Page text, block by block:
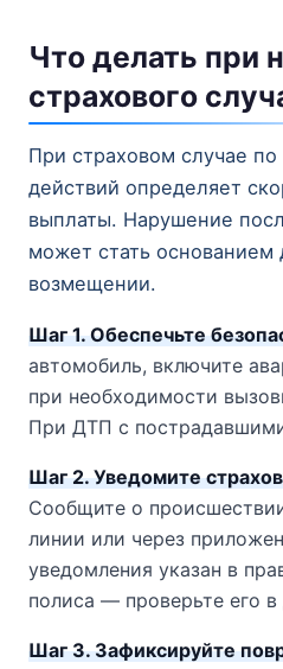
Что делать при
страхового
При страховом случае
действий определяет
выплаты. Нарушение
может стать основанием
возмещении.
Шаг 1. Обеспечьте
автомобиль, включите
при необходимости
При ДТП с
Шаг 2. Уведомите
Сообщите о
линии или через
уведомления указан в
полиса — проверьте его в
Шаг 3. Зафиксируйте